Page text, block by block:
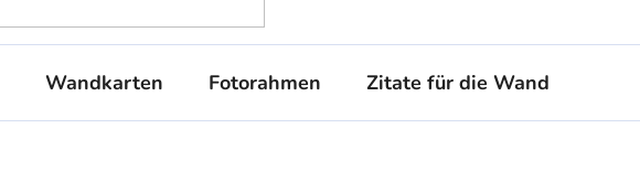
Wandkarten Fotorahmen Zitate für die Wand